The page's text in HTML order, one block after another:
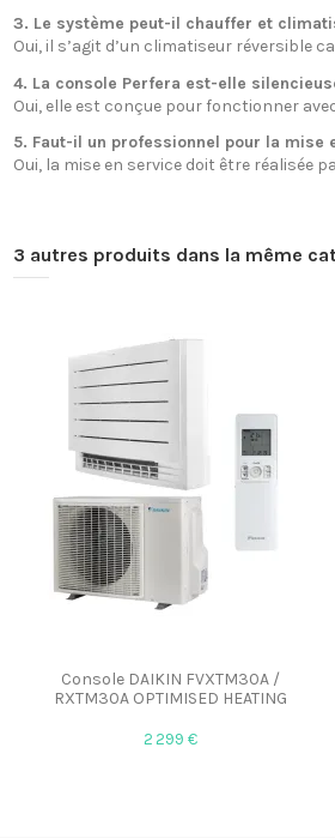
3. Le système peut-il chauffer et
Oui, il s’agit d’un climatiseur réversible
4. La console Perfera est-elle
Oui, elle est conçue pour fonctionner
5. Faut-il un professionnel pour la mise
Oui, la mise en service doit être
3 autres produits dans la même
Console DAIKIN FVXTM30A /
RXTM30A OPTIMISED HEATING
2 299 €